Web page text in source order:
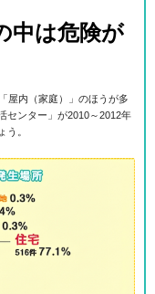
中は危険が
屋内（家庭）」のほうが多
センター」が2010～2012年
う。